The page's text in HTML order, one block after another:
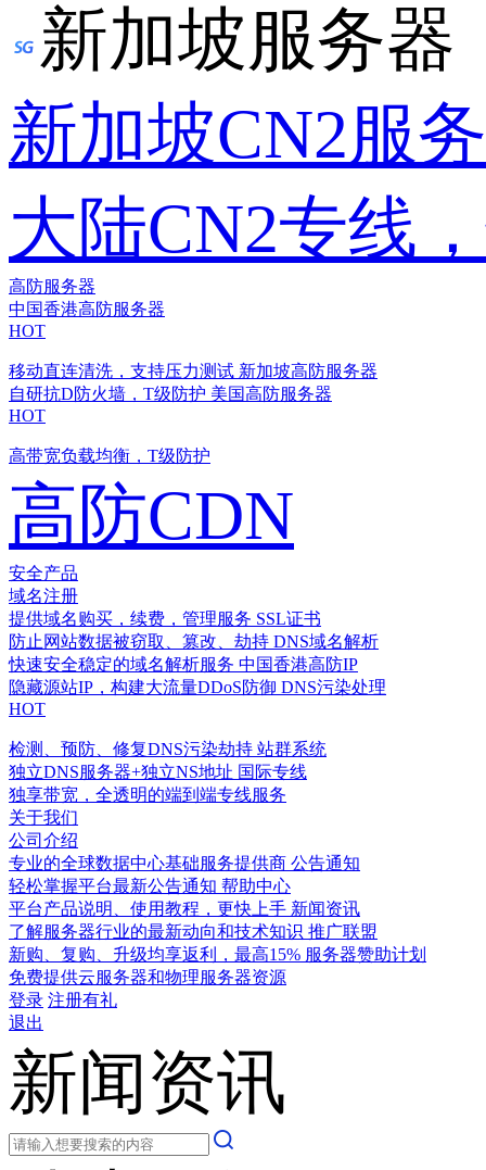
新加坡服务器
新加坡CN2服
大陆CN2专线
高防服务器
中国香港高防服务器
HOT
移动直连清洗，支持压力测试 新加坡高防服务器
自研抗D防火墙，T级防护 美国高防服务器
HOT
高带宽负载均衡，T级防护
高防CDN
安全产品
域名注册
提供域名购买，续费，管理服务 SSL证书
防止网站数据被窃取、篡改、劫持 DNS域名解析
快速安全稳定的域名解析服务 中国香港高防IP
隐藏源站IP，构建大流量DDoS防御 DNS污染处理
HOT
检测、预防、修复DNS污染劫持 站群系统
独立DNS服务器+独立NS地址 国际专线
独享带宽，全透明的端到端专线服务
关于我们
公司介绍
专业的全球数据中心基础服务提供商 公告通知
轻松掌握平台最新公告通知 帮助中心
平台产品说明、使用教程，更快上手 新闻资讯
了解服务器行业的最新动向和技术知识 推广联盟
新购、复购、升级均享返利，最高15% 服务器赞助计划
免费提供云服务器和物理服务器资源
登录 注册有礼
退出
新闻资讯